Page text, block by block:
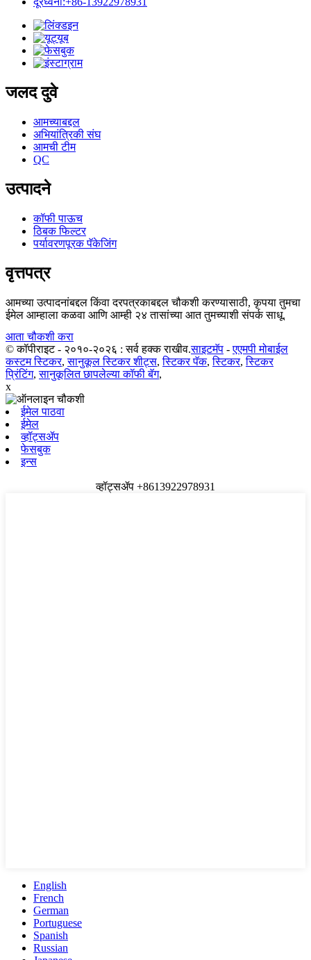
जलद दुवे
आमच्याबद्दल
अभियांत्रिकी संघ
आमची टीम
QC
उत्पादने
कॉफी पाऊच
ठिबक फिल्टर
पर्यावरणपूरक पॅकेजिंग
वृत्तपत्र
आमच्या उत्पादनांबद्दल किंवा दरपत्रकाबद्दल चौकशी करण्यासाठी, कृपया तुमचा
ईमेल आम्हाला कळवा आणि आम्ही २४ तासांच्या आत तुमच्याशी संपर्क साधू.
आता चौकशी करा
© कॉपीराइट - २०१०-२०२६ : सर्व हक्क राखीव.साइटमॅप -एएमपी मोबाईल
कस्टम स्टिकर,सानुकूल स्टिकर शीट्स,स्टिकर पॅक,स्टिकर,स्टिकर
प्रिंटिंग,सानुकूलित छापलेल्या कॉफी बॅग,
x
ईमेल पाठवा
ईमेल
व्हॉट्सॲप
फेसबुक
इन्स
व्हॉट्सॲप +8613922978931
English
French
German
Portuguese
Spanish
Russian